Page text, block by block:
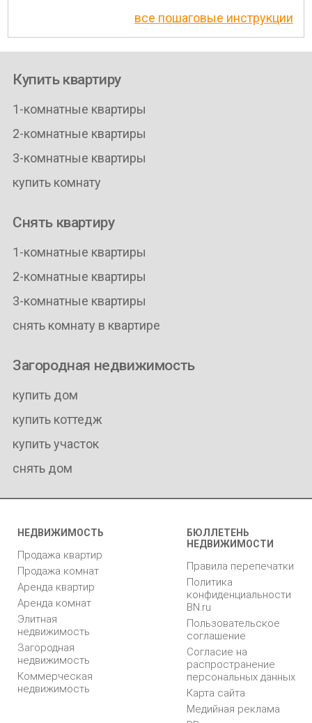
все пошаговые инструкции
Купить квартиру
1-комнатные квартиры
2-комнатные квартиры
3-комнатные квартиры
купить комнату
Снять квартиру
1-комнатные квартиры
2-комнатные квартиры
3-комнатные квартиры
снять комнату в квартире
Загородная недвижимость
купить дом
купить коттедж
купить участок
снять дом
НЕДВИЖИМОСТЬ
Продажа квартир
Продажа комнат
Аренда квартир
Аренда комнат
Элитная
недвижимость
Загородная
недвижимость
Коммерческая
недвижимость
БЮЛЛЕТЕНЬ
НЕДВИЖИМОСТИ
Правила перепечатки
Политика
конфиденциальности
BN.ru
Пользовательское
соглашение
Согласие на
распространение
персональных данных
Карта сайта
Медийная реклама